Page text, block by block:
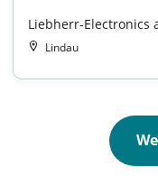
Liebherr-Electronics
Lindau